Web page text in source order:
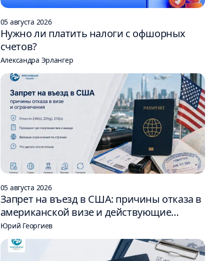
05 августа 2026
Нужно ли платить налоги с офшорных
счетов?
Александра Эрлангер
05 августа 2026
Запрет на въезд в США: причины отказа в
американской визе и действующие
ограничения
Юрий Георгиев